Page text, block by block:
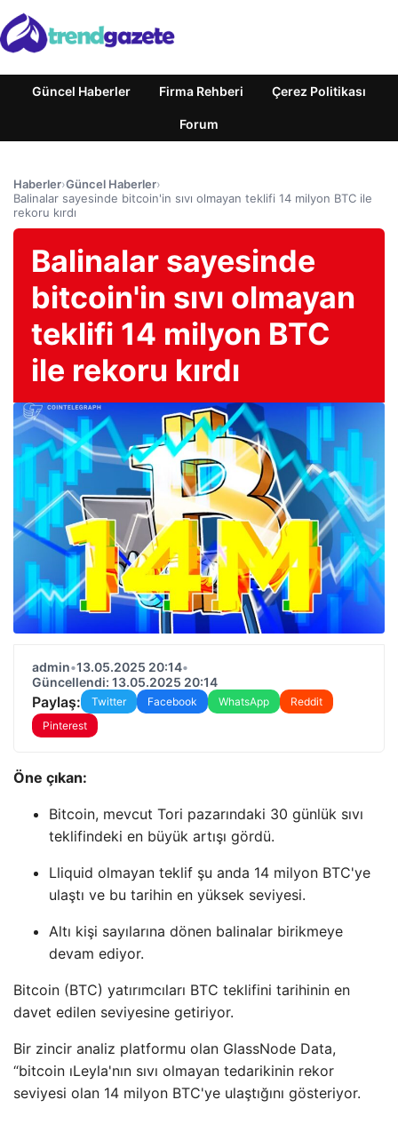
Güncel Haberler Firma Rehberi Çerez Politikası
Forum
Haberler›Güncel Haberler›
Balinalar sayesinde bitcoin'in sıvı olmayan teklifi 14 milyon BTC ile
rekoru kırdı
Balinalar sayesinde
bitcoin'in sıvı olmayan
teklifi 14 milyon BTC
ile rekoru kırdı
admin•13.05.2025 20:14•
Güncellendi: 13.05.2025 20:14
Paylaş: Twitter Facebook WhatsApp
Reddit
Pinterest
Öne çıkan:
Bitcoin, mevcut Tori pazarındaki 30 günlük sıvı
teklifindeki en büyük artışı gördü.
Lliquid olmayan teklif şu anda 14 milyon BTC'ye
ulaştı ve bu tarihin en yüksek seviyesi.
Altı kişi sayılarına dönen balinalar birikmeye
devam ediyor.
Bitcoin (BTC) yatırımcıları BTC teklifini tarihinin en
davet edilen seviyesine getiriyor.
Bir zincir analiz platformu olan GlassNode Data,
“bitcoin ıLeyla'nın sıvı olmayan tedarikinin rekor
seviyesi olan 14 milyon BTC'ye ulaştığını gösteriyor.